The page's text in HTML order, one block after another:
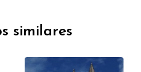
similares